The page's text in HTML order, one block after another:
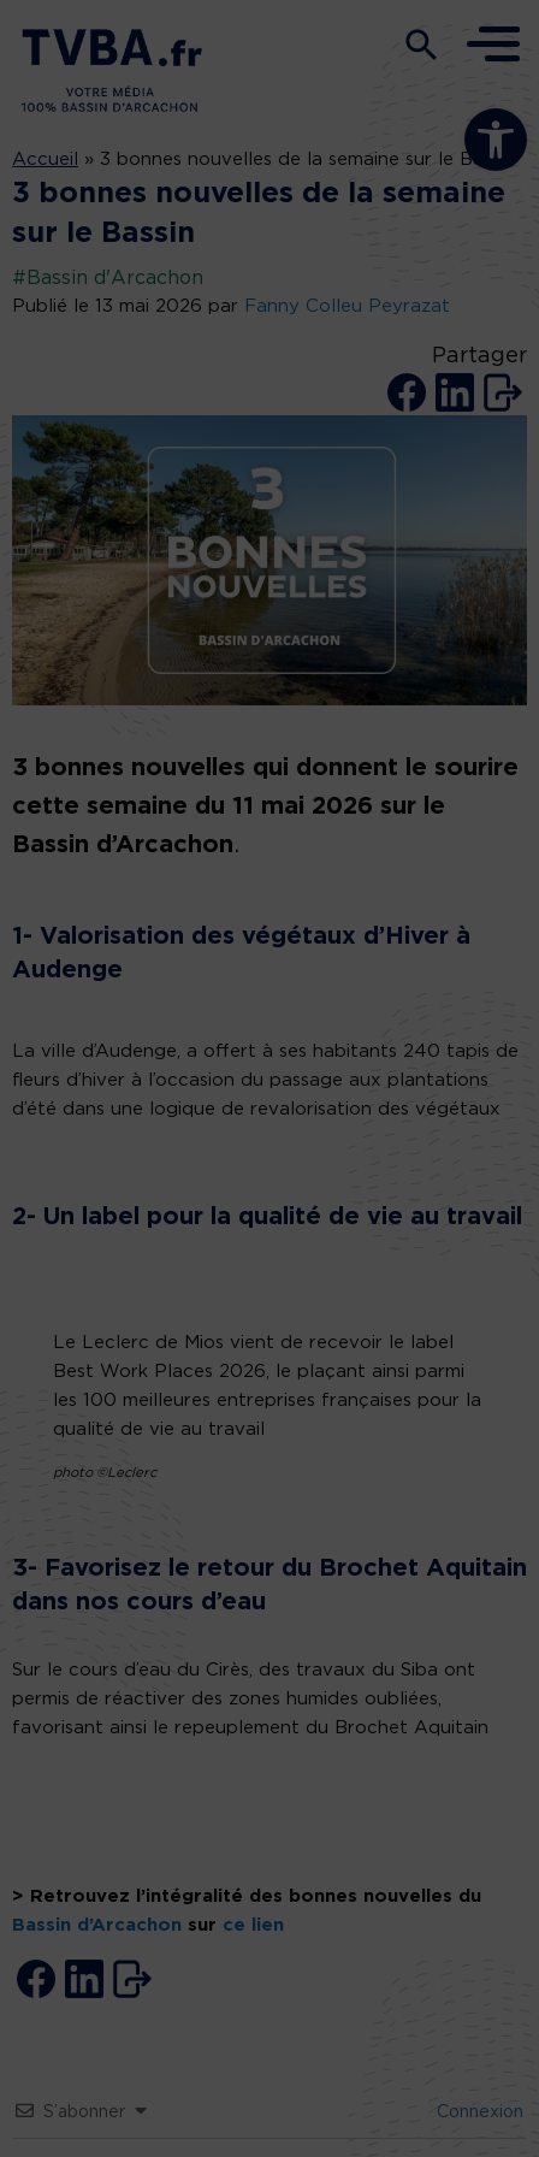
Ouvrir la
Accueil » 3 bonnes nouvelles de la semaine sur le Bassin
3 bonnes nouvelles de la semaine
sur le Bassin
#Bassin d'Arcachon
Publié le 13 mai 2026 par Fanny Colleu Peyrazat
Partager
3 bonnes nouvelles qui donnent le sourire
cette semaine du 11 mai 2026 sur le
Bassin d’Arcachon.
1- Valorisation des végétaux d’Hiver à
Audenge
La ville d’Audenge, a offert à ses habitants 240 tapis de
fleurs d’hiver à l’occasion du passage aux plantations
d’été dans une logique de revalorisation des végétaux
2- Un label pour la qualité de vie au travail
Le Leclerc de Mios vient de recevoir le label
Best Work Places 2026, le plaçant ainsi parmi
les 100 meilleures entreprises françaises pour la
qualité de vie au travail
photo ©Leclerc
3- Favorisez le retour du Brochet Aquitain
dans nos cours d’eau
Sur le cours d’eau du Cirès, des travaux du Siba ont
permis de réactiver des zones humides oubliées,
favorisant ainsi le repeuplement du Brochet Aquitain
> Retrouvez l’intégralité des bonnes nouvelles du
Bassin d’Arcachon sur ce lien
S’abonner Connexion